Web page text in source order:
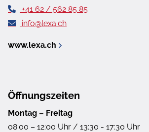
+41 62 / 562 85 85
info@lexa.ch
www.lexa.ch
Öffnungszeiten
Montag – Freitag
08:00 – 12:00 Uhr / 13:30 - 17:30 Uhr